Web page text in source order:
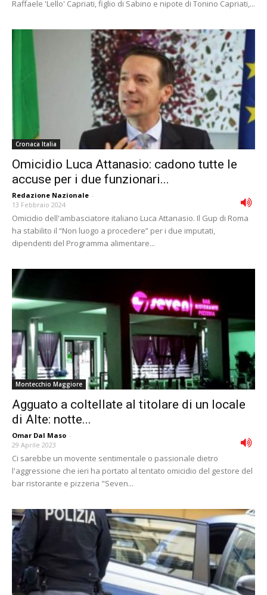
Raffaele 'Lello' Capriati, figlio di Sabino e nipote di Tonino Capriati,...
Cronaca Italia
Omicidio Luca Attanasio: cadono tutte le
accuse per i due funzionari...
Redazione Nazionale -
13 Febbraio 2024
Omicidio dell'ambasciatore italiano Luca Attanasio. Il Gup di Roma
ha stabilito il “Non luogo a procedere” per i due imputati,
dipendenti del Programma alimentare...
Montecchio Maggiore
Agguato a coltellate al titolare di un locale
di Alte: notte...
Omar Dal Maso -
29 Aprile 2023
Ci sarebbe un movente sentimentale o passionale dietro
l'aggressione che ieri ha portato al tentato omicidio del gestore del
bar ristorante e pizzeria "Seven...